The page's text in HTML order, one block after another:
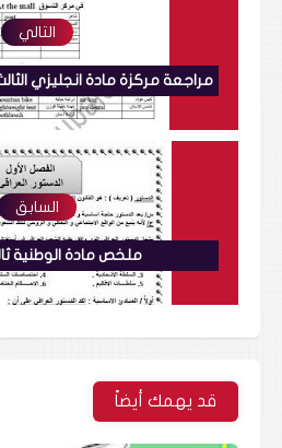
التالي
السابق
ملخص مادة الوطنية
قد يهمك أيضاً